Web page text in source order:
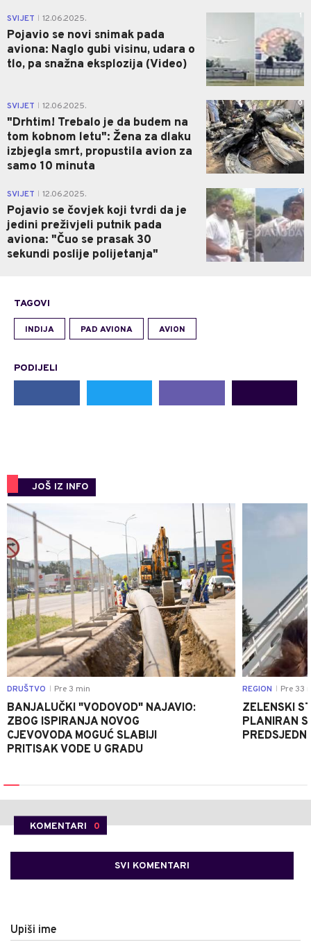
SVIJET 12.06.2025.
Pojavio se novi snimak pada
aviona: Naglo gubi visinu, udara o
tlo, pa snažna eksplozija (Video)
1
SVIJET 12.06.2025.
"Drhtim! Trebalo je da budem na
tom kobnom letu": Žena za dlaku
izbjegla smrt, propustila avion za
samo 10 minuta
0
SVIJET 12.06.2025.
Pojavio se čovjek koji tvrdi da je
jedini preživjeli putnik pada
aviona: "Čuo se prasak 30
sekundi poslije polijetanja"
0
TAGOVI
INDIJA PAD AVIONA AVION
PODIJELI
JOŠ IZ INFO
0
DRUŠTVO Pre 3 min
BANJALUČKI "VODOVOD" NAJAVIO:
ZBOG ISPIRANJA NOVOG
CJEVOVODA MOGUĆ SLABIJI
PRITISAK VODE U GRADU
REGION Pre 33
ZELENSKI
PLANIRAN
KOMENTARI 0
SVI KOMENTARI
Upiši ime